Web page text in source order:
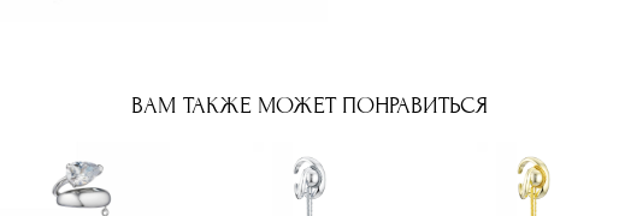
ВАМ ТАКЖЕ МОЖЕТ ПОНРАВИТЬСЯ